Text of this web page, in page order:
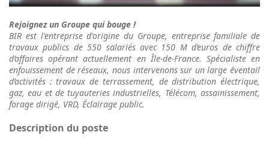
Rejoignez un Groupe qui bouge !
BIR est l'entreprise d'origine du Groupe, entreprise familiale de
travaux publics de 550 salariés avec 150 M d’euros de chiffre
d’affaires opérant actuellement en Île-de-France. Spécialiste en
enfouissement de réseaux, nous intervenons sur un large éventail
d’activités : travaux de terrassement, de distribution électrique,
gaz, eau et de tuyauteries industrielles, Télécom, assainissement,
forage dirigé, VRD, Éclairage public.
Description du poste